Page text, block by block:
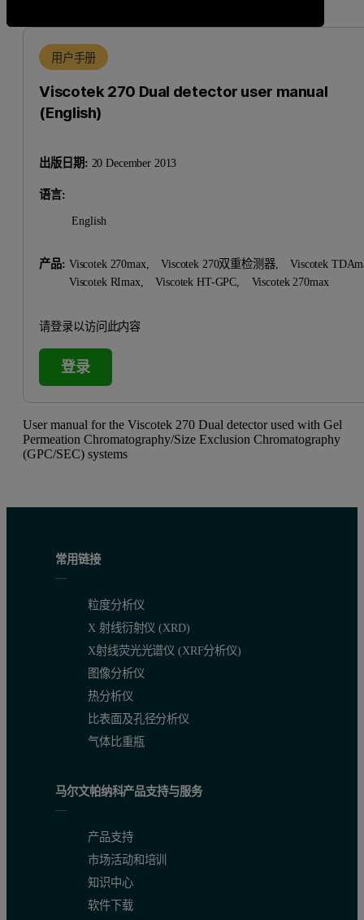
用户手册
Viscotek 270 Dual detector user manual
(English)
出版日期: 20 December 2013
语言:
English
产品: Viscotek 270max, Viscotek 270双重检测器,
Viscotek
Viscotek RImax,
Viscotek HT-GPC, Viscotek 270max
请登录以访问此内容
登录
User manual for the Viscotek 270 Dual detector used with Gel
Permeation Chromatography/Size Exclusion Chromatography
(GPC/SEC) systems
常用链接
粒度分析仪
X 射线衍射仪 (XRD)
X射线荧光光谱仪 (XRF分析仪)
图像分析仪
热分析仪
比表面及孔径分析仪
气体比重瓶
马尔文帕纳科产品支持与服务
产品支持
市场活动和培训
知识中心
软件下载